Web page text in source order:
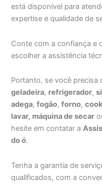
está disponível para
expertise e qualidade de
Conte com a confiança e
escolher a assistência
Portanto, se você precisa
geladeira, refrigerador,
adega,fogão,forno,
lavar, máquina de secar
hesite em contatar a
do ó.
Tenha a garantia de
qualificados, com a